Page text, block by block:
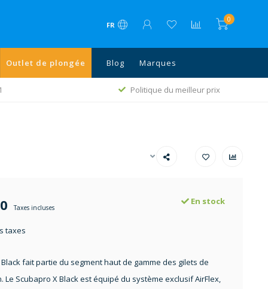
FR
0
Outlet de plongée Blog Marques
Politique du meilleur prix
Taxes incluses
taxes
En stock
fait partie du segment haut de gamme des gilets de
Le Scubapro X Black est équipé du système exclusif AirFlex,